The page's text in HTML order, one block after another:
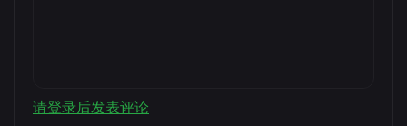
请登录后发表评论